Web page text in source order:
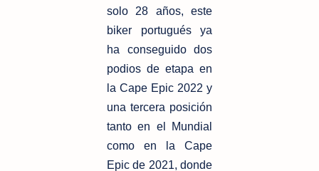
solo 28 años, este
biker portugués ya
ha conseguido dos
podios de etapa en
la Cape Epic 2022 y
una tercera posición
tanto en el Mundial
como en la Cape
Epic de 2021, donde